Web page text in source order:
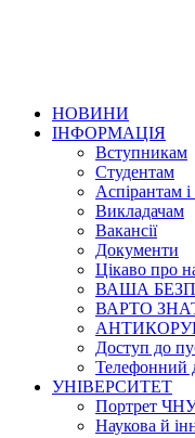
НОВИНИ
ІНФОРМАЦІЯ
Вступникам
Студентам
Аспірантам
Викладачам
Вакансії
Документи
Цікаво про
ВАША
ВАРТО
Доступ до
Телефонний
УНІВЕРСИТЕТ
Портрет
Наукова й